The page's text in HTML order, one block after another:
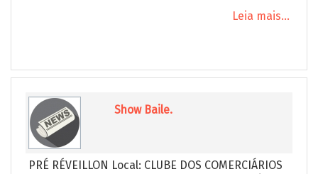
Leia mais...
Show Baile.
PRÉ RÉVEILLON Local: CLUBE DOS COMERCIÁRIOS